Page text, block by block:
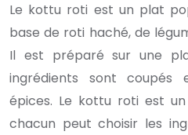
Le kottu roti est un plat
base de roti haché, de
Il est préparé sur une
ingrédients sont coupés
épices. Le kottu roti est
chacun peut choisir les